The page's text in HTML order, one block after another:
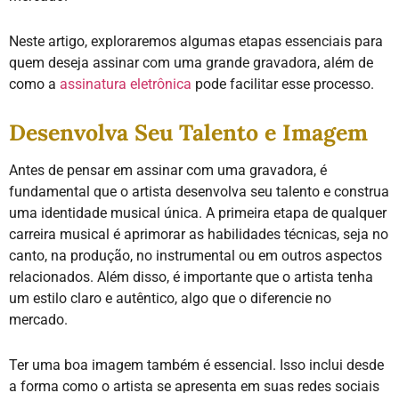
Neste artigo, exploraremos algumas etapas essenciais para
quem deseja assinar com uma grande gravadora, além de
como a assinatura eletrônica pode facilitar esse processo.
Desenvolva Seu Talento e Imagem
Antes de pensar em assinar com uma gravadora, é
fundamental que o artista desenvolva seu talento e construa
uma identidade musical única. A primeira etapa de qualquer
carreira musical é aprimorar as habilidades técnicas, seja no
canto, na produção, no instrumental ou em outros aspectos
relacionados. Além disso, é importante que o artista tenha
um estilo claro e autêntico, algo que o diferencie no
mercado.
Ter uma boa imagem também é essencial. Isso inclui desde
a forma como o artista se apresenta em suas redes sociais